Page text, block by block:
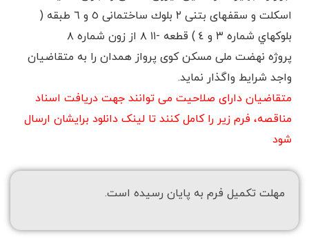
اسكلت و
سقفهای بتنی ٢ بلوك ساختمانی ٥ و ٦ طبقه (
بلوكهاي شماره ٣ و ٤ ) قطعه -١١ ٨ از زون شماره ٨
پروژه نهضت ملی مسكن كوی پرواز همدان را به متقاضیان
واجد شرایط واگذار نماید.
متقاضیان دارای صلاحیت می توانند جهت دریافت اسناد
مناقصه، فرم زیر را کامل کنند تا لینک دانلود برایشان ارسال
شود
مهلت تکمیل فرم به پایان رسیده است.